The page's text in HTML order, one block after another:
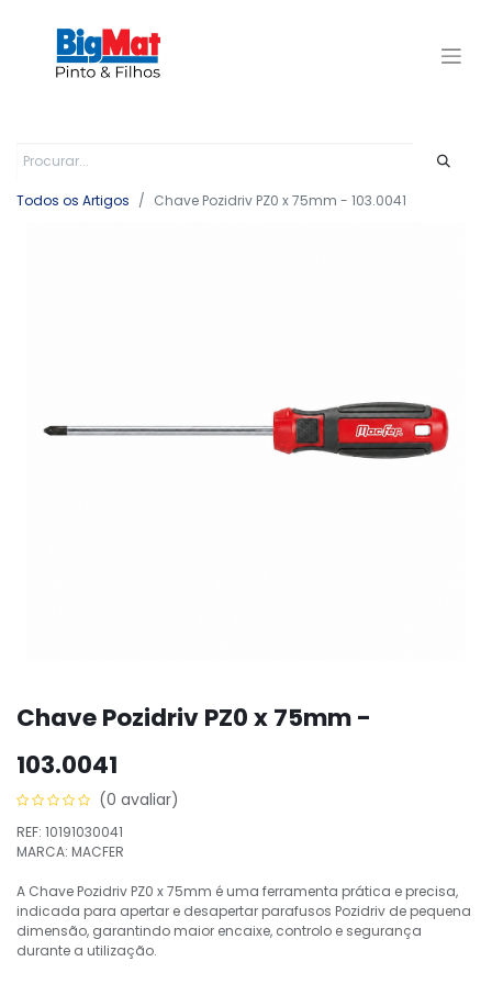
Todos os Artigos Chave Pozidriv PZ0 x 75mm - 103.0041
Chave Pozidriv PZ0 x 75mm -
103.0041
(0 avaliar)
REF: 10191030041
MARCA: MACFER
A Chave Pozidriv PZ0 x 75mm é uma ferramenta prática e precisa,
indicada para apertar e desapertar parafusos Pozidriv de pequena
dimensão, garantindo maior encaixe, controlo e segurança
durante a utilização.